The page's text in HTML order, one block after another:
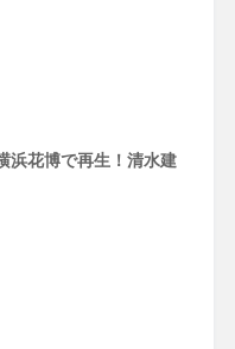
浜花博で再生！清水建